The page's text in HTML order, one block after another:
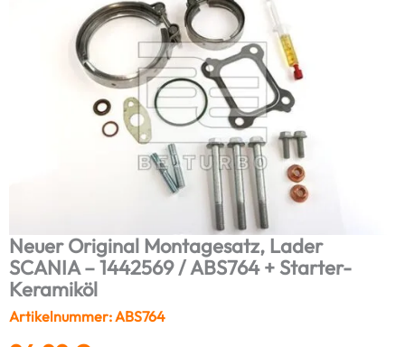
Neuer Original Montagesatz, Lader
SCANIA – 1442569 / ABS764 + Starter-
Keramiköl
Artikelnummer: ABS764